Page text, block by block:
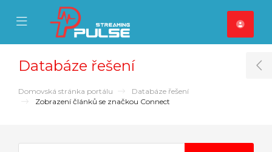
Mobile Menu
Mobile Menu
Databáze řešení
Domovská stránka portálu
Databáze řešení
Zobrazení článků se značkou Connect